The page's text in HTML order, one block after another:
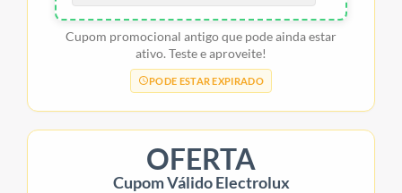
Cupom promocional antigo que pode ainda estar
ativo. Teste e aproveite!
PODE ESTAR EXPIRADO
OFERTA
Cupom Válido Electrolux